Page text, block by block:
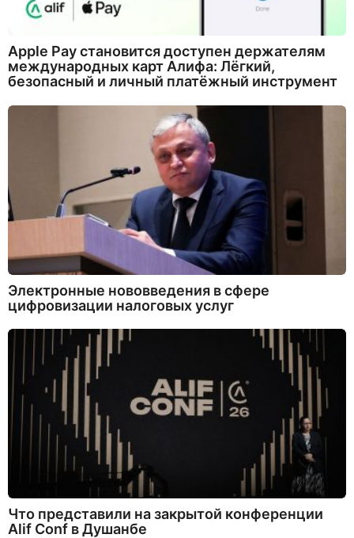
Apple Pay становится доступен держателям
международных карт Алифа: Лёгкий,
безопасный и личный платёжный инструмент
Электронные нововведения в сфере
цифровизации налоговых услуг
Что представили на закрытой конференции
Alif Conf в Душанбе